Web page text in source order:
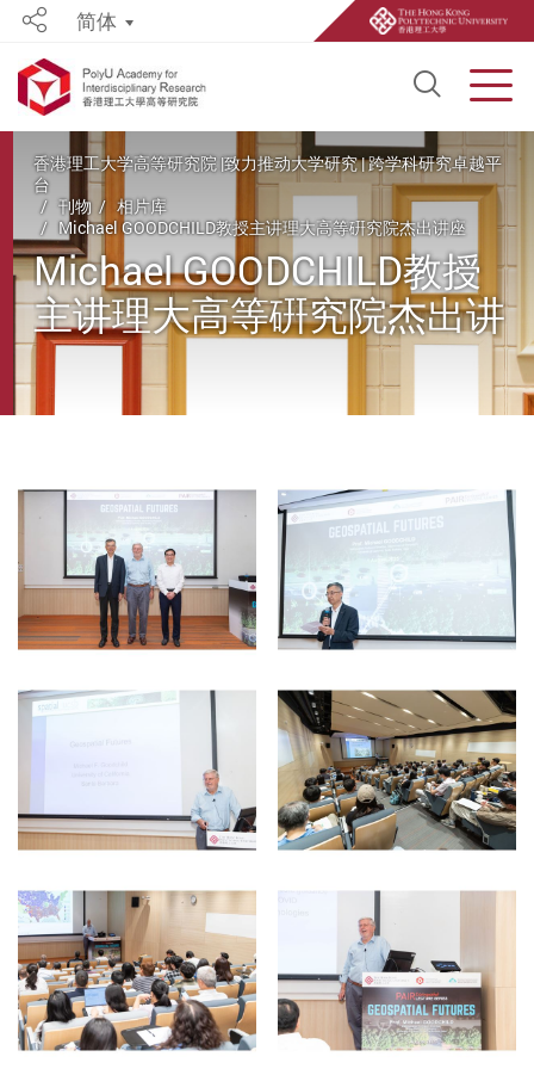
Open
Share简体
Start main content
香港理工大学高等研究院 |致力推动大学研究 | 跨学科研究卓越平
台
刊物
相片库
Michael GOODCHILD教授主讲理大高等硏究院杰出讲座
Michael GOODCHILD教授
主讲理大高等硏究院杰出讲
座